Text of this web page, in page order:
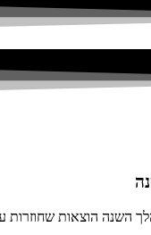
השנה הוצאות שחוזרות